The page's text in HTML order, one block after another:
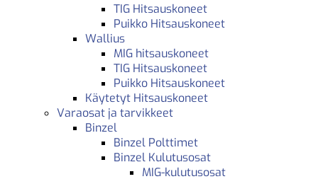
TIG Hitsauskoneet
Puikko Hitsauskoneet
Wallius
MIG hitsauskoneet
TIG Hitsauskoneet
Puikko Hitsauskoneet
Käytetyt Hitsauskoneet
Varaosat ja tarvikkeet
Binzel
Binzel Polttimet
Binzel Kulutusosat
MIG-kulutusosat